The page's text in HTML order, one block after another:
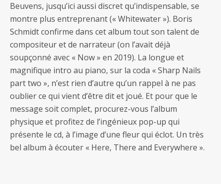
Beuvens, jusqu’ici aussi discret qu’indispensable, se
montre plus entreprenant (« Whitewater »). Boris
Schmidt confirme dans cet album tout son talent de
compositeur et de narrateur (on l’avait déjà
soupçonné avec « Now » en 2019). La longue et
magnifique intro au piano, sur la coda « Sharp Nails
part two », n’est rien d’autre qu’un rappel à ne pas
oublier ce qui vient d’être dit et joué. Et pour que le
message soit complet, procurez-vous l’album
physique et profitez de l’ingénieux pop-up qui
présente le cd, à l’image d’une fleur qui éclot. Un très
bel album à écouter « Here, There and Everywhere ».